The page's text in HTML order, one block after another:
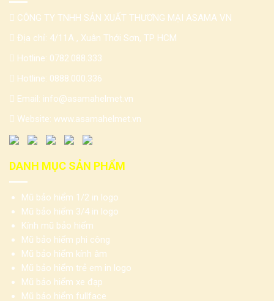
CÔNG TY TNHH SẢN XUẤT THƯƠNG MẠI ASAMA VN
Địa chỉ: 4/11A , Xuân Thới Sơn, TP HCM
Hotline: 0782.088.333
Hotline: 0888.000.336
Email: info@asamahelmet.vn
Website: www.asamahelmet.vn
DANH MỤC SẢN PHẨM
Mũ bảo hiểm 1/2 in logo
Mũ bảo hiểm 3/4 in logo
Kính mũ bảo hiểm
Mũ bảo hiểm phi công
Mũ bảo hiểm kính âm
Mũ bảo hiểm trẻ em in logo
Mũ bảo hiểm xe đạp
Mũ bảo hiểm fullface